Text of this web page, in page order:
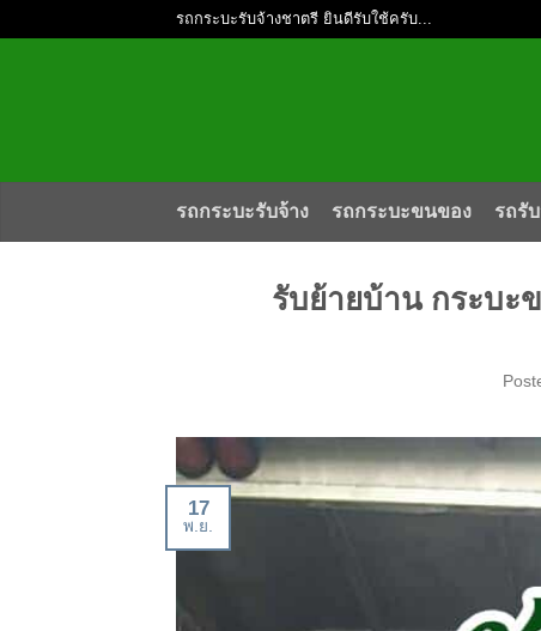
รถกระบะรับจ้างชาตรี ยินดีรับใช้ครับ...
รถกระบะรับจ้าง รถกระบะขนของ รถรั
รับย้ายบ้าน กระบะ
17
พ.ย.